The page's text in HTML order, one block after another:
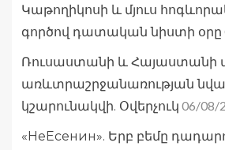
Կաթողիկոսի և մյուս
գործով դատական նիստի օրը
Ռուսաստանի և Հայաստանի
առևտրաշրջանառության
կշարունակվի. Օվերչուկ 06/08/
«НеЕсенин». Երբ բեմը